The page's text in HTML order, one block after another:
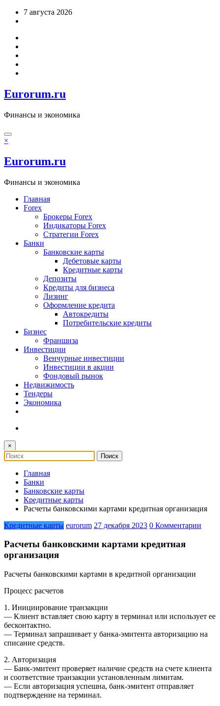
Перейти7 августа 2026
Eurorum.ru
Финансы и экономика
×
Eurorum.ru
Финансы и экономика
Главная
Forex
Брокеры Forex
Индикаторы Forex
Стратегии Forex
Банки
Банковские карты
Дебетовые карты
Кредитные карты
Депозиты
Кредиты для бизнеса
Лизинг
Оформление кредита
Автокредиты
Потребительские кредиты
Бизнес
Франшиза
Инвестиции
Венчурные инвестиции
Инвестиции в акции
Фондовый рынок
Недвижимость
Тендеры
Экономика
×
Главная
Банки
Банковские карты
Кредитные карты
Расчеты банковскими картами кредитная организация
Кредитные карты eurorum 27 декабря 2023 0 Комментарии
Расчеты банковскими картами кредитная
организация
Расчеты банковскими картами в кредитной организации
Процесс расчетов
1. Инициирование транзакции
— Клиент вставляет свою карту в терминал или использует ее
бесконтактно.
— Терминал запрашивает у банка-эмитента авторизацию на
списание средств.
2. Авторизация
— Банк-эмитент проверяет наличие средств на счете клиента
и соответствие транзакции установленным лимитам.
— Если авторизация успешна, банк-эмитент отправляет
подтверждение на терминал.